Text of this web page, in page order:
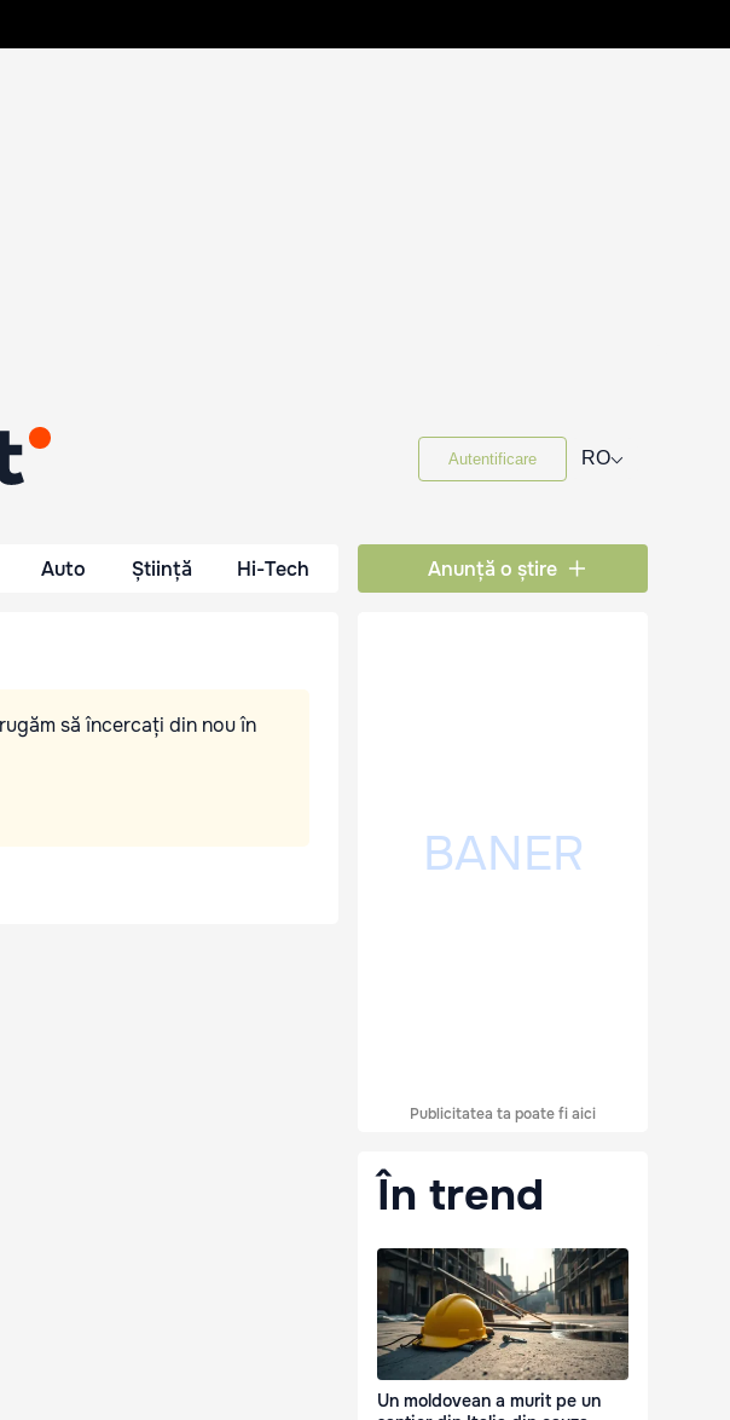
Autentificare RO⌵
Auto Știință Hi-Tech Anunță o știre
să încercați din nou în
Publicitatea ta poate fi aici
În trend
Un moldovean a murit pe un